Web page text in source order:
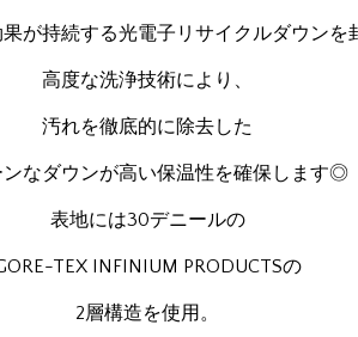
が持続する光電子リサイクルダウンを
高度な洗浄技術により、
汚れを徹底的に除去した
ンなダウンが高い保温性を確保します◎
表地には30デニールの
TEX INFINIUM PRODUCTSの
2層構造を使用。